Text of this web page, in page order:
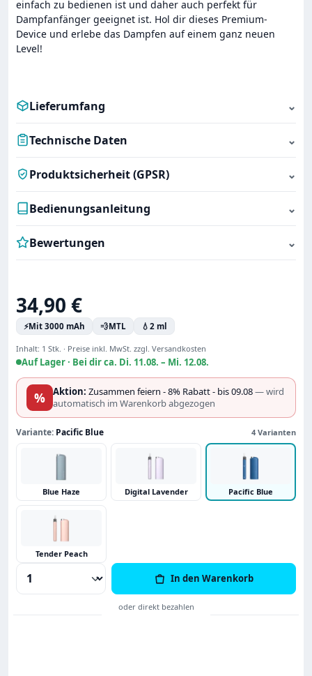
einfach zu bedienen ist und daher auch perfekt für
Dampfanfänger geeignet ist. Hol dir dieses Premium-
Device und erlebe das Dampfen auf einem ganz neuen
Level!
Lieferumfang ⌄
Technische Daten ⌄
Produktsicherheit (GPSR) ⌄
Bedienungsanleitung ⌄
Bewertungen ⌄
Regulärer Preis:
34,90 €
⚡Mit 3000 mAh 💨MTL 💧 2 ml
Inhalt: 1 Stk. · Preise inkl. MwSt. zzgl. Versandkosten
Auf Lager · Bei dir ca. Di. 11.08. – Mi. 12.08.
% Aktion: Zusammen feiern - 8% Rabatt - bis 09.08— wird
automatisch im Warenkorb abgezogen
Variante: Pacific Blue 4 Varianten
Blue Haze Digital Lavender Pacific Blue
Tender Peach
Produkt Anzahl: Gib den gewünschten
In den Warenkorb